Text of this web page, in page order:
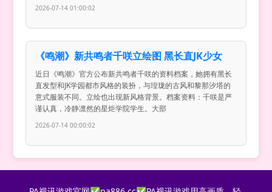
2026-07-14 01:00:02
《鸣潮》新共鸣者千咲立绘图 黑长直JK少女
近日《鸣潮》官方公布新共鸣者千咲的资料档案，她拥有黑长
直发型和JK学园都市风格的装扮，与瑝珑的古风和黎那汐塔的
意式服装不同。立绘也出现新风格背景。档案资料：千咲是严
谨认真，冷静凛然的星炬学院学生。大部
2026-07-14 00:00:02